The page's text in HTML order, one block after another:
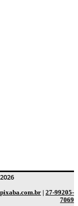
| 27-99205-
7069